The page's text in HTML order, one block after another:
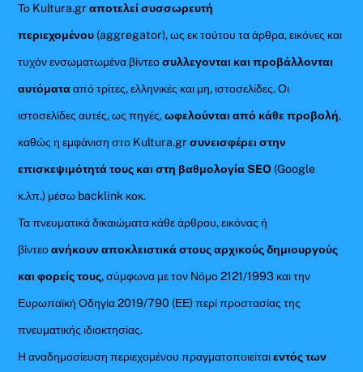
Το Kultura.grαποτελεί συσσωρευτή
περιεχομένου (aggregator), ως εκ τούτου τα άρθρα, εικόνες και
τυχόν ενσωματωμένα βίντεοσυλλεγονται και προβάλλονται
αυτόματααπό τρίτες, ελληνικές και μη, ιστοσελίδες. Οι
ιστοσελίδες αυτές, ως πηγές,ωφελούνται από κάθε προβολή,
καθώς η εμφάνιση στο Kultura.gr συνεισφέρει στην
επισκεψιμότητά τους και στη βαθμολογία SEO (Google
κ.λπ.) μέσω backlink κοκ.
Τα πνευματικά δικαιώματα κάθε άρθρου, εικόνας ή
βίντεοανήκουν αποκλειστικά στους αρχικούς δημιουργούς
και φορείς τους, σύμφωνα με τον Νόμο 2121/1993 και την
Ευρωπαϊκή Οδηγία 2019/790 (ΕΕ) περί προστασίας της
πνευματικής ιδιοκτησίας.
Η αναδημοσίευση περιεχομένου πραγματοποιείταιεντός των